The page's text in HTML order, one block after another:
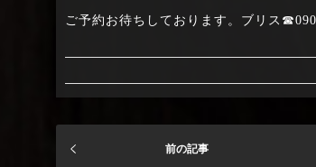
ご予約お待ちしております。ブリス
前の記事